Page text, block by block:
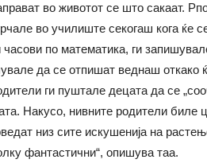
во животот се што сакаат.
во училиште секогаш кога ќе
по математика, ги
да се отпишат веднаш откако
ги пуштале децата да се
Накусо, нивните родители биле
низ сите искушенија на
фантастични“, опишува таа.